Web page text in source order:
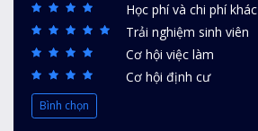
Học phí và chi phí khác
Trải nghiệm sinh viên
Cơ hội việc làm
Cơ hội định cư
Bình chọn